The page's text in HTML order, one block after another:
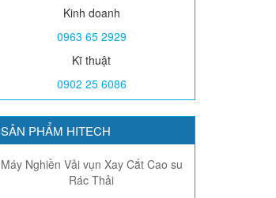
Kinh doanh
0963 65 2929
Kĩ thuật
0902 25 6086
SẢN PHẨM HITECH
Máy Nghiền Vải vụn Xay Cắt Cao su
Rác Thải